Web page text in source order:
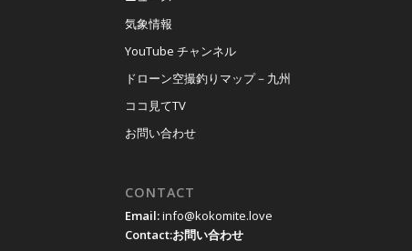
気象情報
YouTube チャンネル
ドローン空撮釣りマップ－九州
ココ見てTV
お問い合わせ
CONTACT
Email:info@kokomite.love
Contact:お問い合わせ